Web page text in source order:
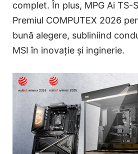
complet. În plus, MPG Ai TS-
Premiul COMPUTEX 2026
bună alegere, subliniind
MSI în inovație și inginerie.